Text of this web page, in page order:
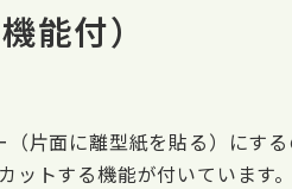
能付）
片面に離型紙を貼る）にす
トする機能が付いています。